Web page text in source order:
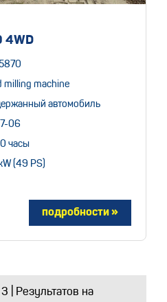
4WD
milling machine
автомобиль
06
часы
(49 PS)
3 | Результатов на